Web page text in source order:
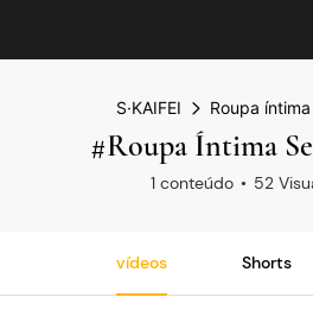
S·KAIFEI Roupa
#Roupa Íntima
1 conteúdo 52
vídeos Shorts